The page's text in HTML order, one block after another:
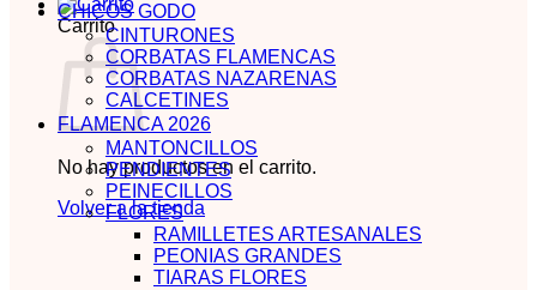
Carrito
No hay productos en el carrito.
Volver a la tienda
CHICOS GODO
CINTURONES
CORBATAS FLAMENCAS
CORBATAS NAZARENAS
CALCETINES
FLAMENCA 2026
MANTONCILLOS
PENDIENTES
PEINECILLOS
FLORES
RAMILLETES ARTESANALES
PEONIAS GRANDES
TIARAS FLORES